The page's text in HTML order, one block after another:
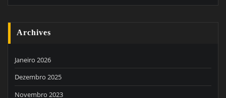
Archives
Janeiro 2026
Dezembro 2025
Novembro 2023